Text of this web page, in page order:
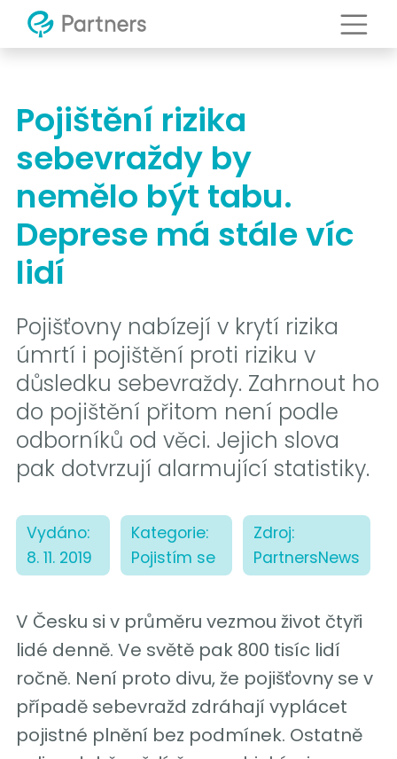
Pojištění rizika
sebevraždy by
nemělo být tabu.
Deprese má stále víc
lidí
Pojišťovny nabízejí v krytí rizika
úmrtí i pojištění proti riziku v
důsledku sebevraždy. Zahrnout ho
do pojištění přitom není podle
odborníků od věci. Jejich slova
pak dotvrzují alarmující statistiky.
Vydáno:
8. 11. 2019
Kategorie:
Pojistím se
Zdroj:
PartnersNews
V Česku si v průměru vezmou život čtyři
lidé denně. Ve světě pak 800 tisíc lidí
ročně. Není proto divu, že pojišťovny se v
případě sebevražd zdráhají vyplácet
pojistné plnění bez podmínek. Ostatně